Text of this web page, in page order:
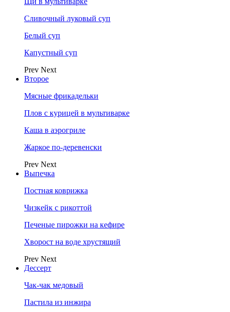
Сливочный луковый суп
Белый суп
Капустный суп
Prev Next
Второе
Мясные фрикадельки
Плов с курицей в мультиварке
Каша в аэрогриле
Жаркое по-деревенски
Prev Next
Выпечка
Постная коврижка
Чизкейк с рикоттой
Печеные пирожки на кефире
Хворост на воде хрустящий
Prev Next
Дессерт
Чак-чак медовый
Пастила из инжира